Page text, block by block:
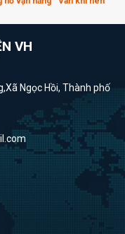
VH
Ngọc Hồi, Thành phố